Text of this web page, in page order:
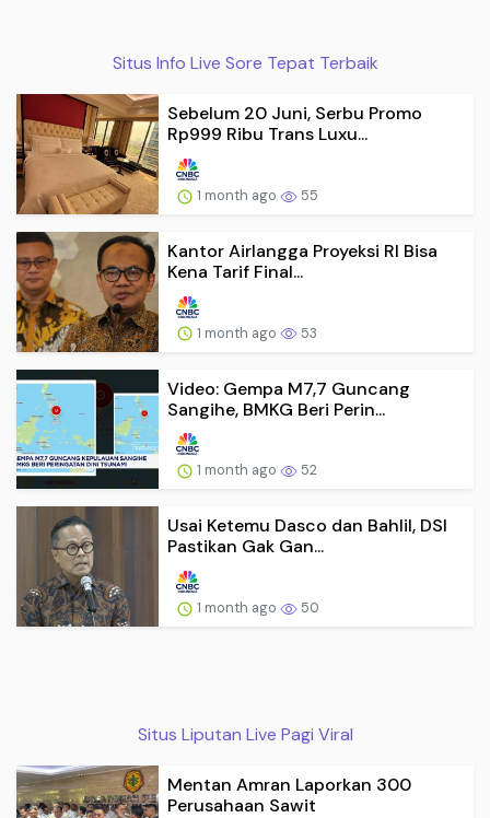
Situs Info Live Sore Tepat Terbaik
Sebelum 20 Juni, Serbu Promo
Rp999 Ribu Trans Luxu...
1 month ago 55
Kantor Airlangga Proyeksi RI Bisa
Kena Tarif Final...
1 month ago 53
Video: Gempa M7,7 Guncang
Sangihe, BMKG Beri Perin...
1 month ago 52
Usai Ketemu Dasco dan Bahlil, DSI
Pastikan Gak Gan...
1 month ago 50
Situs Liputan Live Pagi Viral
Mentan Amran Laporkan 300
Perusahaan Sawit